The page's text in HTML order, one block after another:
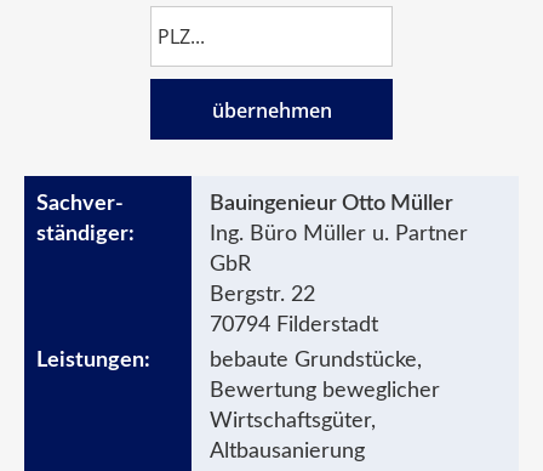
übernehmen
Bauingenieur Otto Müller
Ing. Büro Müller u. Partner
GbR
Bergstr. 22
70794 Filderstadt
bebaute Grundstücke,
Bewertung beweglicher
Wirtschaftsgüter,
Altbausanierung